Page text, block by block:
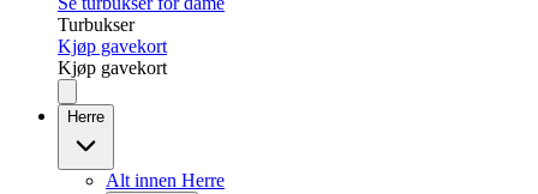
Turbukser
Kjøp gavekort
Kjøp gavekort
Herre
Alt innen Herre